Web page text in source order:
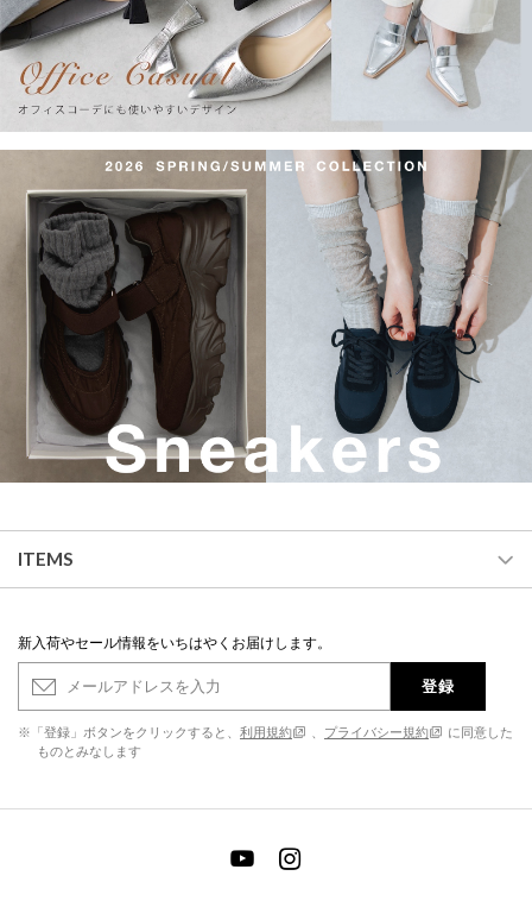
ITEMS
新入荷やセール情報をいちはやくお届けします。
登録
※「登録」ボタンをクリックすると、 利用規約 プライバシー規約
に同意した
ものとみなします